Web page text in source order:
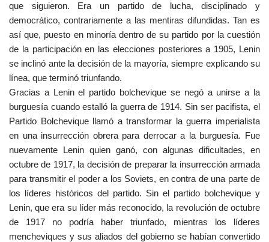
que siguieron. Era un partido de lucha, disciplinado y
democrático, contrariamente a las mentiras difundidas. Tan es
así que, puesto en minoría dentro de su partido por la cuestión
de la participación en las elecciones posteriores a 1905, Lenin
se inclinó ante la decisión de la mayoría, siempre explicando su
línea, que terminó triunfando.
Gracias a Lenin el partido bolchevique se negó a unirse a la
burguesía cuando estalló la guerra de 1914. Sin ser pacifista, el
Partido Bolchevique llamó a transformar la guerra imperialista
en una insurrección obrera para derrocar a la burguesía. Fue
nuevamente Lenin quien ganó, con algunas dificultades, en
octubre de 1917, la decisión de preparar la insurrección armada
para transmitir el poder a los Soviets, en contra de una parte de
los líderes históricos del partido. Sin el partido bolchevique y
Lenin, que era su líder más reconocido, la revolución de octubre
de 1917 no podría haber triunfado, mientras los líderes
mencheviques y sus aliados del gobierno se habían convertido